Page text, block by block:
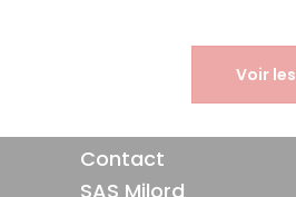
Voir
Contact
SAS Milord